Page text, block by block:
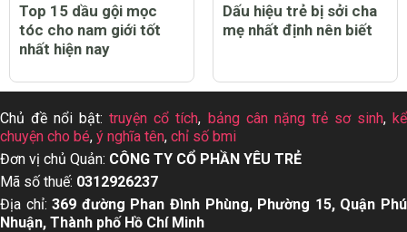
Top 15 dầu gội mọc
tóc cho nam giới tốt
nhất hiện nay
Dấu hiệu trẻ bị sởi cha
mẹ nhất định nên biết
Chủ đề nổi bật:truyện cổ tích, bảng cân nặng trẻ sơ sinh,kể
chuyện cho bé, ý nghĩa tên, chỉ số bmi
Đơn vị chủ Quản: CÔNG TY CỔ PHẦN YÊU TRẺ
Mã số thuế: 0312926237
Địa chỉ:369 đường Phan Đình Phùng, Phường 15, Quận Phú
Nhuận, Thành phố Hồ Chí Minh